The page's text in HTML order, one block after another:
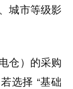
城市等级影
仓）的采购
选择 “基础